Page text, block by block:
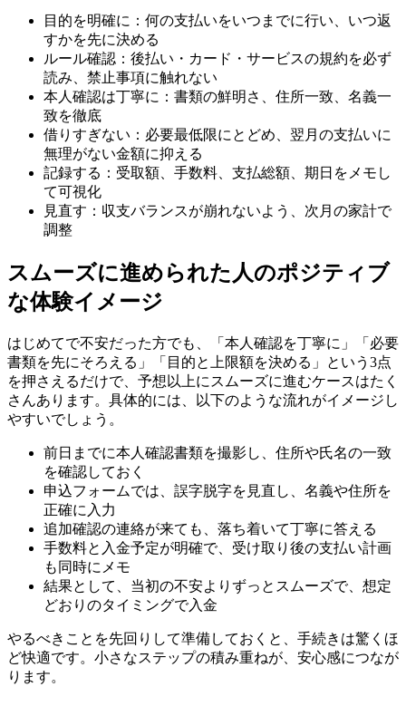
目的を明確に：何の支払いをいつまでに行い、いつ返
すかを先に決める
ルール確認：後払い・カード・サービスの規約を必ず
読み、禁止事項に触れない
本人確認は丁寧に：書類の鮮明さ、住所一致、名義一
致を徹底
借りすぎない：必要最低限にとどめ、翌月の支払いに
無理がない金額に抑える
記録する：受取額、手数料、支払総額、期日をメモし
て可視化
見直す：収支バランスが崩れないよう、次月の家計で
調整
スムーズに進められた人のポジティブ
な体験イメージ
はじめてで不安だった方でも、「本人確認を丁寧に」「必要
書類を先にそろえる」「目的と上限額を決める」という3点
を押さえるだけで、予想以上にスムーズに進むケースはたく
さんあります。具体的には、以下のような流れがイメージし
やすいでしょう。
前日までに本人確認書類を撮影し、住所や氏名の一致
を確認しておく
申込フォームでは、誤字脱字を見直し、名義や住所を
正確に入力
追加確認の連絡が来ても、落ち着いて丁寧に答える
手数料と入金予定が明確で、受け取り後の支払い計画
も同時にメモ
結果として、当初の不安よりずっとスムーズで、想定
どおりのタイミングで入金
やるべきことを先回りして準備しておくと、手続きは驚くほ
ど快適です。小さなステップの積み重ねが、安心感につなが
ります。